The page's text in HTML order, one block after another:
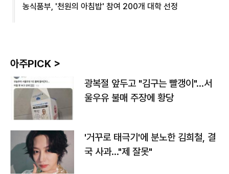
농식품부, '천원의 아침밥' 참여 200개 대학 선정
아주PICK >
광복절 앞두고 "김구는 빨갱이"…서
울우유 불매 주장에 황당
'거꾸로 태극기'에 분노한 김희철, 결
국 사과…"제 잘못"